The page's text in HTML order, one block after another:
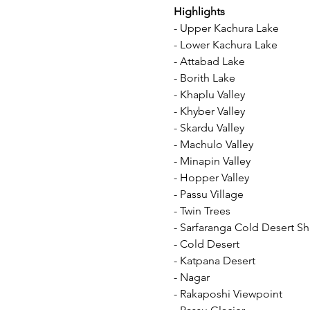
Highlights
- Upper Kachura Lake
- Lower Kachura Lake
- Attabad Lake
- Borith Lake
- Khaplu Valley
- Khyber Valley
- Skardu Valley
- Machulo Valley
- Minapin Valley
- Hopper Valley
- Passu Village
- Twin Trees
- Sarfaranga Cold Desert
- Cold Desert
- Katpana Desert
- Nagar
- Rakaposhi Viewpoint